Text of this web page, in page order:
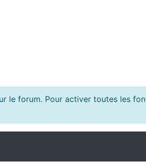
le forum. Pour activer toutes les